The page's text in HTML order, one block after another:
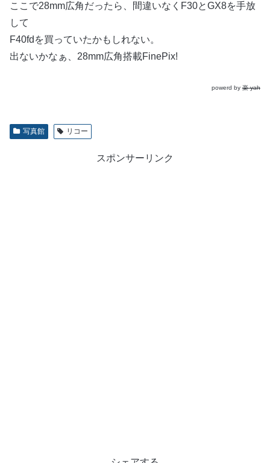
ここで28mm広角だったら、間違いなくF30とGX8を手放
して
F40fdを買っていたかもしれない。
出ないかなぁ、28mm広角搭載FinePix!
powerd by 楽-yah
写真館 リコー
スポンサーリンク